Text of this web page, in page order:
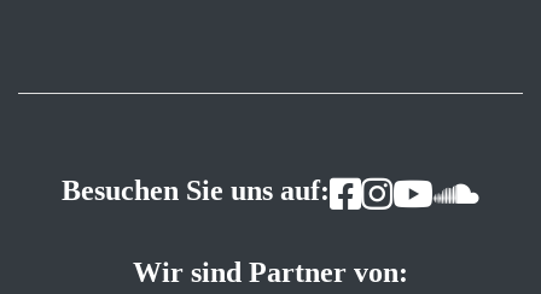
Besuchen Sie uns auf:
Wir sind Partner von: